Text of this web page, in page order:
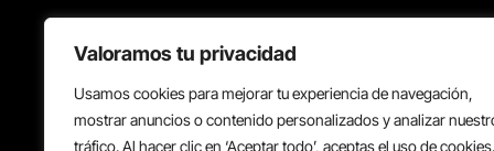
Valoramos tu privacidad
Usamos cookies para mejorar tu experiencia de navegación,
mostrar anuncios o contenido personalizados y analizar
tráfico. Al hacer clic en ‘Aceptar todo’, aceptas el uso de cookies.
¡Las mejores ofertas!
Back to school